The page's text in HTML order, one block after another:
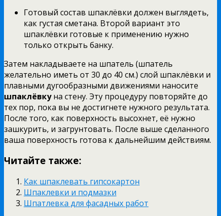
Готовый состав шпаклёвки должен выглядеть,
как густая сметана. Второй вариант это
шпаклёвки готовые к применению нужно
только открыть банку.
Затем накладываете на шпатель (шпатель
желательно иметь от 30 до 40 см.) слой шпаклёвки и
плавными дугообразными движениями наносите
шпаклёвкуна стену. Эту процедуру повторяйте до
тех пор, пока вы не достигнете нужного результата.
После того, как поверхность высохнет, её нужно
зашкурить, и загрунтовать. После выше сделанного
ваша поверхность готова к дальнейшим действиям.
Читайте также:
Как шпаклевать гипсокартон
Шпаклевки и подмазки
Шпатлевка для фасадных работ